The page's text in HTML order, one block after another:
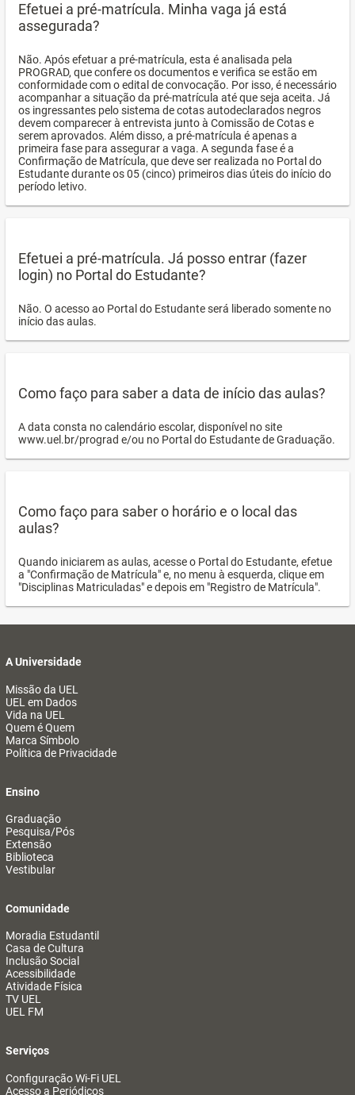
Efetuei a pré-matrícula. Minha vaga já está
assegurada?
Não. Após efetuar a pré-matrícula, esta é analisada pela
PROGRAD, que confere os documentos e verifica se estão em
conformidade com o edital de convocação. Por isso, é necessário
acompanhar a situação da pré-matrícula até que seja aceita. Já
os ingressantes pelo sistema de cotas autodeclarados negros
devem comparecer à entrevista junto à Comissão de Cotas e
serem aprovados. Além disso, a pré-matrícula é apenas a
primeira fase para assegurar a vaga. A segunda fase é a
Confirmação de Matrícula, que deve ser realizada no Portal do
Estudante durante os 05 (cinco) primeiros dias úteis do início do
período letivo.
Efetuei a pré-matrícula. Já posso entrar (fazer
login) no Portal do Estudante?
Não. O acesso ao Portal do Estudante será liberado somente no
início das aulas.
Como faço para saber a data de início das aulas?
A data consta no calendário escolar, disponível no site
www.uel.br/prograd e/ou no Portal do Estudante de Graduação.
Como faço para saber o horário e o local das
aulas?
Quando iniciarem as aulas, acesse o Portal do Estudante, efetue
a "Confirmação de Matrícula" e, no menu à esquerda, clique em
"Disciplinas Matriculadas" e depois em "Registro de Matrícula".
A Universidade
Missão da UEL
UEL em Dados
Vida na UEL
Quem é Quem
Marca Símbolo
Política de Privacidade
Ensino
Graduação
Pesquisa/Pós
Extensão
Biblioteca
Vestibular
Comunidade
Moradia Estudantil
Casa de Cultura
Inclusão Social
Acessibilidade
Atividade Física
TV UEL
UEL FM
Serviços
Configuração Wi-Fi UEL
Acesso a Periódicos